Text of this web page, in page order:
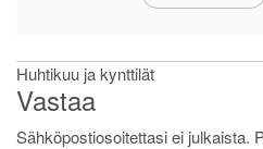
Artikkelien
selaus
Huhtikuu ja kynttilät
Vastaa
Sähköpostiosoitettasi ei julkaista.